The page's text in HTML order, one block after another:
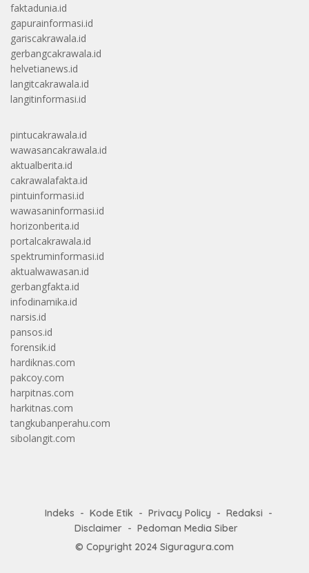
faktadunia.id
gapurainformasi.id
gariscakrawala.id
gerbangcakrawala.id
helvetianews.id
langitcakrawala.id
langitinformasi.id
pintucakrawala.id
wawasancakrawala.id
aktualberita.id
cakrawalafakta.id
pintuinformasi.id
wawasaninformasi.id
horizonberita.id
portalcakrawala.id
spektruminformasi.id
aktualwawasan.id
gerbangfakta.id
infodinamika.id
narsis.id
pansos.id
forensik.id
hardiknas.com
pakcoy.com
harpitnas.com
harkitnas.com
tangkubanperahu.com
sibolangit.com
Indeks Kode Etik Privacy Policy
Redaksi
Disclaimer
Pedoman Media Siber
© Copyright 2024 Siguragura.com